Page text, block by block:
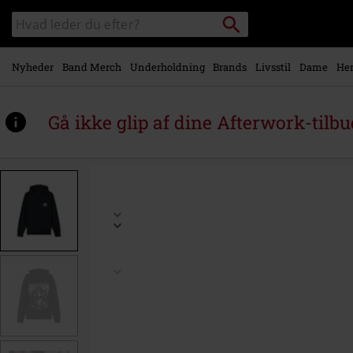
Gå til
hovedindhold
Søg
sortiment
Søg
Nyheder Band Merch Underholdning Brands Livsstil Dame
Gå ikke glip af dine Afterwork-
www.emp-
p/slay/592168.html